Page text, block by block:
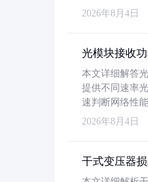
2026年8月4日
光模块接收
本文详细解答
提供不同速率
速判断网络性能
2026年8月4日
干式变压器